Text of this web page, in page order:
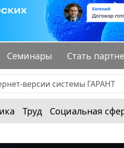
Семинары Стать
Труд Социальная